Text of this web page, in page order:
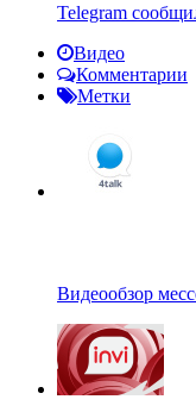
Telegram
Видео
Комментарии
Метки
Видеообзор